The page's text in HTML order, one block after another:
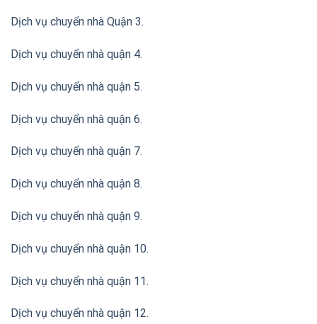
Dịch vụ chuyển nhà Quận 3.
Dịch vụ chuyển nhà quận 4.
Dịch vụ chuyển nhà quận 5.
Dịch vụ chuyển nhà quận 6.
Dịch vụ chuyển nhà quận 7.
Dịch vụ chuyển nhà quận 8.
Dịch vụ chuyển nhà quận 9.
Dịch vụ chuyển nhà quận 10.
Dịch vụ chuyển nhà quận 11.
Dịch vụ chuyển nhà quận 12.